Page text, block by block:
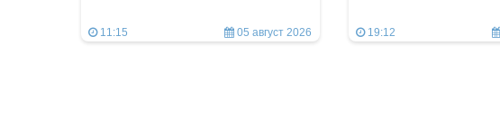
11:15 05 август 2026 19:12